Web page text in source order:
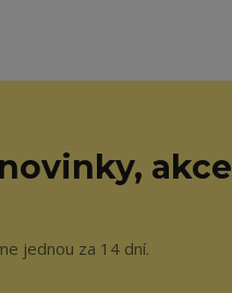
akce
jednou za 14 dní.